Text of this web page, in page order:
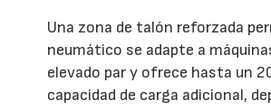
Una zona de talón reforzada
neumático se adapte a
elevado par y ofrece hasta un
capacidad de carga adicional,